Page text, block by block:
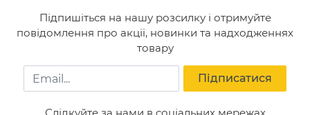
Підпишіться на нашу розсилку і отримуйте
повідомлення про акції, новинки та надходженнях
товару
Email Підписатися